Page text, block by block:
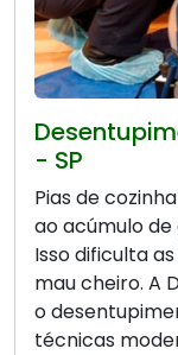
- SP
Pias de
ao acúmulo
Isso dificulta
mau cheiro. A
o
técnicas